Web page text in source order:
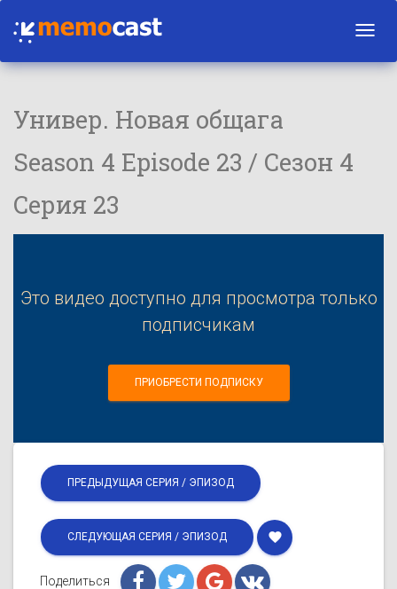
Универ. Новая общага
Season 4 Episode 23 / Сезон 4
Серия 23
Это видео доступно для просмотра только
подписчикам
ПРИОБРЕСТИ ПОДПИСКУ
ПРЕДЫДУЩАЯ СЕРИЯ / ЭПИЗОД
СЛЕДУЮЩАЯ СЕРИЯ / ЭПИЗОД favorite
Поделиться